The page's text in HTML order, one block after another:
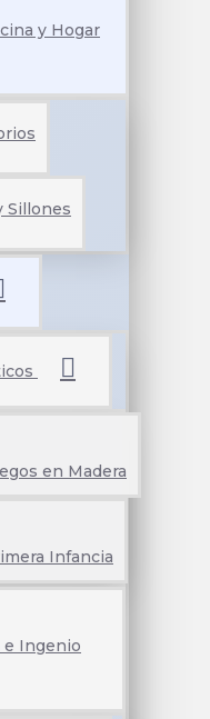
y Hogar
Sillones
en Madera
Infancia
Ingenio